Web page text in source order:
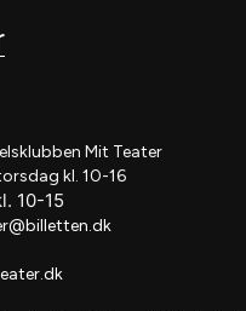
Mit Teater
kl. 10-16
. 10-15